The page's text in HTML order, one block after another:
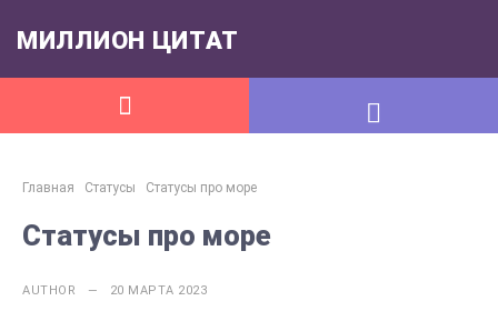
МИЛЛИОН ЦИТАТ
Главная Статусы Статусы про море
Статусы про море
AUTHOR — 20 МАРТА 2023